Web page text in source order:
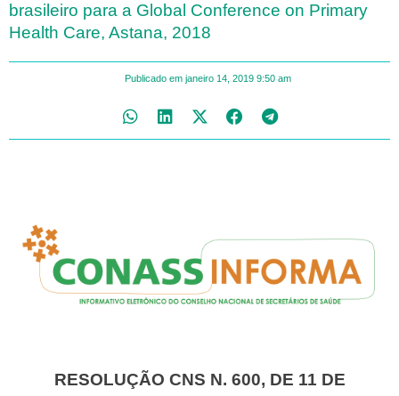
brasileiro para a Global Conference on Primary
Health Care, Astana, 2018
Publicado em janeiro 14, 2019 9:50 am
RESOLUÇÃO CNS N. 600, DE 11 DE